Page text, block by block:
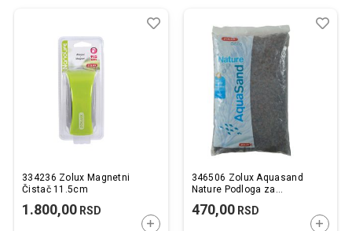
334236 Zolux Magnetni
Čistač 11.5cm
1.800,00 RSD
DODAJTE U KORPU
Dodaj
Uporedi
346506 Zolux Aquasand
Nature Podloga za
750g
470,00RSD